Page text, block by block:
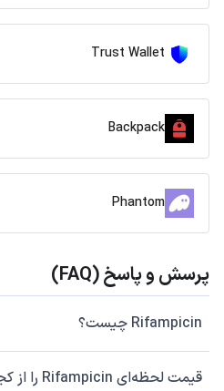
Trust Wallet
Backpack
Phantom
پرسش و پاسخ (FAQ)
Rifampicin چیست؟
قیمت لحظه‌ای Rifampicin را از کجا چک کنم؟